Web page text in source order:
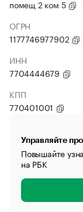
помещ 2 ком 5
ОГРН
1177746977902
ИНН
7704444679
КПП
770401001
Управляйте
Повышайте
на РБК